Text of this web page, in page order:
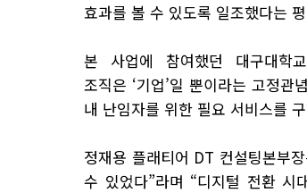
효과를 볼 수 있도록 일조했다는
본 사업에 참여했던 대구대학
조직은 ‘기업’일 뿐이라는 고정관
내 난임자를 위한 필요 서비스를
정재용 플래티어 DT 컨설팅본부
수 있었다”라며 “디지털 전환 시